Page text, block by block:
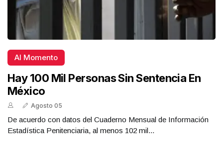
Al Momento
Hay 100 Mil Personas Sin Sentencia En
México
Agosto 05
De acuerdo con datos del Cuaderno Mensual de Información
Estadística Penitenciaria, al menos 102 mil...